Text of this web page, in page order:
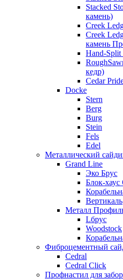
Stacked
камень)
Creek
Creek
камень
Hand-Split
кедр)
Cedar
Docke
Stern
Berg
Burg
Stein
Fels
Edel
Металлический
Grand Line
Эко Брус
Блок-хаус
Вертикаль
Металл
Lбрус
Woodstock
Фиброцементный
Cedral
Cedral Click
Профнастил для